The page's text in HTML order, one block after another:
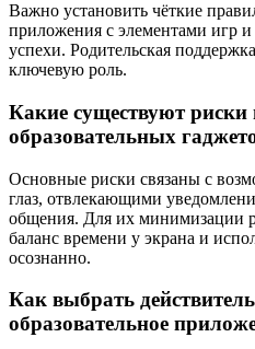
Важно установить чёткие
приложения с элементами игр
успехи. Родительская
ключевую роль.
Какие существуют риски
образовательных
Основные риски связаны с
глаз, отвлекающими
общения. Для их минимизации
баланс времени у экрана и
осознанно.
Как выбрать
образовательное